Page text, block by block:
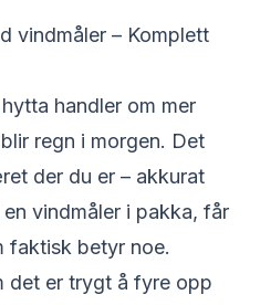
vindmåler – Komplett
handler om mer
regn i morgen. Det
der du er – akkurat
vindmåler i pakka, får
faktisk betyr noe.
det er trygt å fyre opp